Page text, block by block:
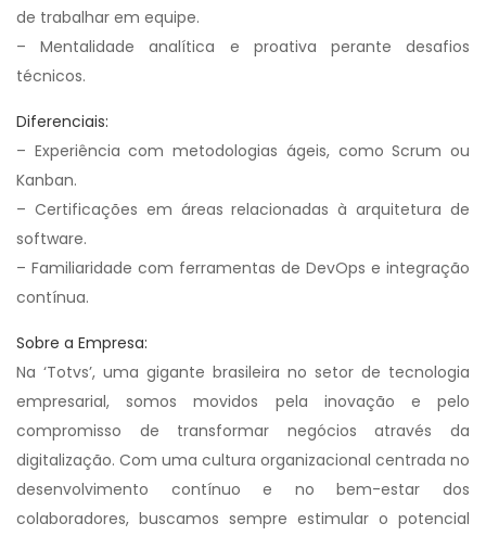
de trabalhar em equipe.
– Mentalidade analítica e proativa perante desafios
técnicos.
Diferenciais:
– Experiência com metodologias ágeis, como Scrum ou
Kanban.
– Certificações em áreas relacionadas à arquitetura de
software.
– Familiaridade com ferramentas de DevOps e integração
contínua.
Sobre a Empresa:
Na ‘Totvs’, uma gigante brasileira no setor de tecnologia
empresarial, somos movidos pela inovação e pelo
compromisso de transformar negócios através da
digitalização. Com uma cultura organizacional centrada no
desenvolvimento contínuo e no bem-estar dos
colaboradores, buscamos sempre estimular o potencial